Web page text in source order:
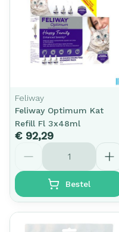
Feliway
Feliway Optimum Kat
Refill Fl 3x48ml
€ 92,29
Aantal
Bestel